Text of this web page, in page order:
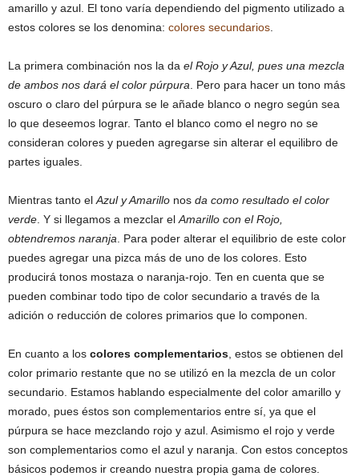
amarillo y azul. El tono varía dependiendo del pigmento utilizado a
estos colores se los denomina: colores secundarios
La primera combinación nos la da el Rojo y Azul, pues una mezcla
de ambos nos dará el color púrpura . Pero para hacer un tono más
oscuro o claro del púrpura se le añade blanco o negro según sea
lo que deseemos lograr. Tanto el blanco como el negro no se
consideran colores y pueden agregarse sin alterar el equilibro de
partes iguales.
Mientras tanto el Azul y Amarillo nos da como resultado el color
verde . Y si llegamos a mezclar el Amarillo con el Rojo,
obtendremos naranja . Para poder alterar el equilibrio de este color
puedes agregar una pizca más de uno de los colores. Esto
producirá tonos mostaza o naranja-rojo. Ten en cuenta que se
pueden combinar todo tipo de color secundario a través de la
adición o reducción de colores primarios que lo componen.
En cuanto a los colores complementarios , estos se obtienen del
color primario restante que no se utilizó en la mezcla de un color
secundario. Estamos hablando especialmente del color amarillo y
morado, pues éstos son complementarios entre sí, ya que el
púrpura se hace mezclando rojo y azul. Asimismo el rojo y verde
son complementarios como el azul y naranja. Con estos conceptos
básicos podemos ir creando nuestra propia gama de colores.